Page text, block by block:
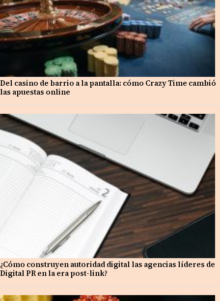
Del casino de barrio a la pantalla: cómo Crazy Time cambió
las apuestas online
¿Cómo construyen autoridad digital las agencias líderes de
Digital PR en la era post-link?